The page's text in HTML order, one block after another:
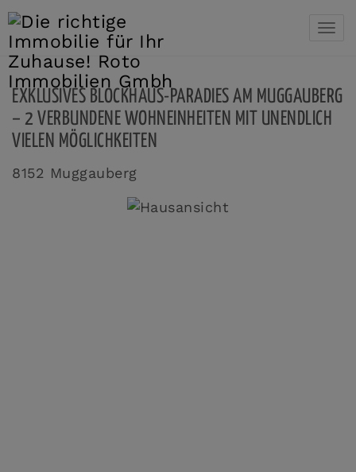
EXKLUSIVES BLOCKHAUS-PARADIES AM MUGGAUBERG
– 2 VERBUNDENE WOHNEINHEITEN MIT UNENDLICH
VIELEN MÖGLICHKEITEN
8152 Muggauberg